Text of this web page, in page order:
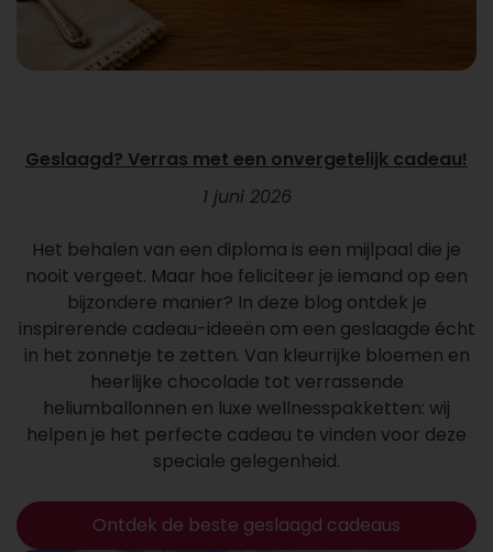
Geslaagd? Verras met een onvergetelijk cadeau!
1 juni 2026
Het behalen van een diploma is een mijlpaal die je
nooit vergeet. Maar hoe feliciteer je iemand op een
bijzondere manier? In deze blog ontdek je
inspirerende cadeau-ideeën om een geslaagde écht
in het zonnetje te zetten. Van kleurrijke bloemen en
heerlijke chocolade tot verrassende
heliumballonnen en luxe wellnesspakketten: wij
helpen je het perfecte cadeau te vinden voor deze
speciale gelegenheid.
Ontdek de beste geslaagd cadeaus